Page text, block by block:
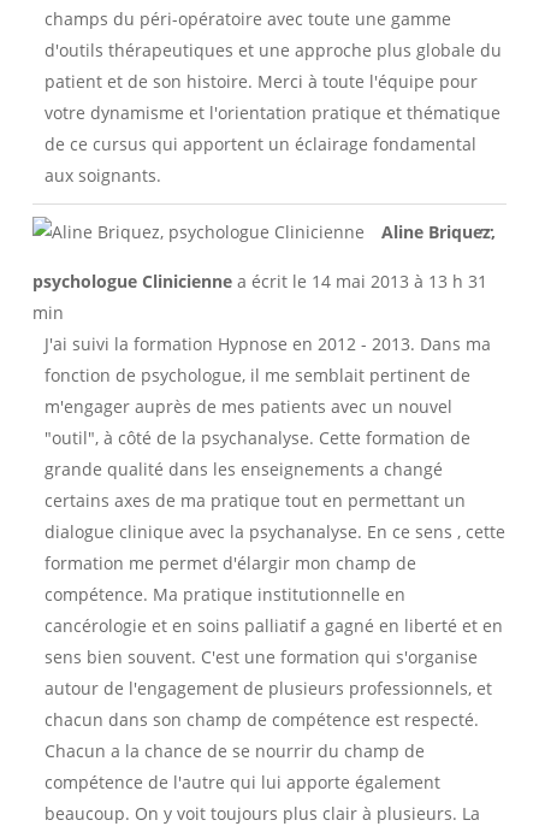
champs du péri-opératoire avec toute une gamme
d'outils thérapeutiques et une approche plus globale du
patient et de son histoire. Merci à toute l'équipe pour
votre dynamisme et l'orientation pratique et thématique
de ce cursus qui apportent un éclairage fondamental
aux soignants.
Aline Briquez,
psychologue Clinicienne a écrit le 14 mai 2013 à 13 h 31
min
J'ai suivi la formation Hypnose en 2012 - 2013. Dans ma
fonction de psychologue, il me semblait pertinent de
m'engager auprès de mes patients avec un nouvel
"outil", à côté de la psychanalyse. Cette formation de
grande qualité dans les enseignements a changé
certains axes de ma pratique tout en permettant un
dialogue clinique avec la psychanalyse. En ce sens , cette
formation me permet d'élargir mon champ de
compétence. Ma pratique institutionnelle en
cancérologie et en soins palliatif a gagné en liberté et en
sens bien souvent. C'est une formation qui s'organise
autour de l'engagement de plusieurs professionnels, et
chacun dans son champ de compétence est respecté.
Chacun a la chance de se nourrir du champ de
compétence de l'autre qui lui apporte également
beaucoup. On y voit toujours plus clair à plusieurs. La
...
cette